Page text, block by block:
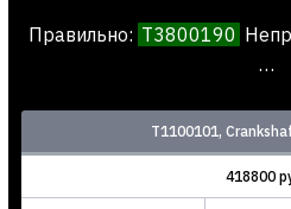
Правильно: T3800190
…
T1100101,
418800